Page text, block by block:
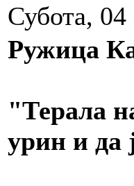
Субота,
Ружица
"Терала
урин и да